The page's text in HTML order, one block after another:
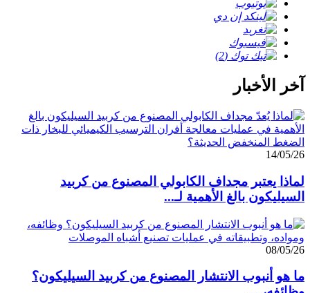
آخر الأخبار
14/05/26
لماذا يعتبر مجداف الكابولي المصنوع من كربيد
السيليكون بالغ الأهمية لـ...
08/05/26
ما هو أنبوب الانتشار المصنوع من كربيد السيليكون؟